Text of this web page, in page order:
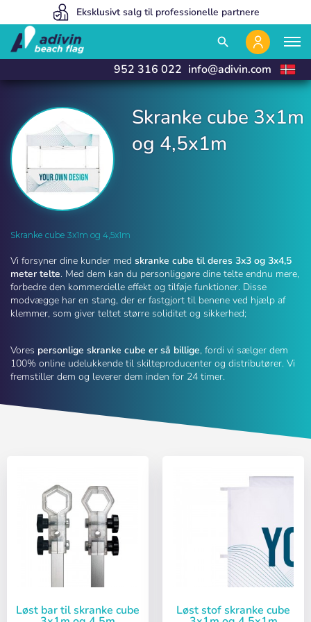
Vi fremstiller og leverer i 24 timer
Eksklusivt salg til professionelle partnere
Vores priser er så lave, fordi vi sælger 100% online
search
952 316 022 info@adivin.com
Skranke cube til telte | Adivin Beach Flag
Skranke cube 3x1m
og 4,5x1m
Skranke cube 3x1m og 4,5x1m
Vi forsyner dine kunder med skranke cube til deres 3x3 og 3x4,5
meter telte. Med dem kan du personliggøre dine telte endnu mere,
forbedre den kommercielle effekt og tilføje funktioner. Disse
modvægge har en stang, der er fastgjort til benene ved hjælp af
klemmer, som giver teltet større soliditet og sikkerhed;
Vores personlige skranke cube er så billige, fordi vi sælger dem
100% online udelukkende til skilteproducenter og distributører. Vi
fremstiller dem og leverer dem inden for 24 timer.
Løst bar til skranke cube Løst stof skranke cube